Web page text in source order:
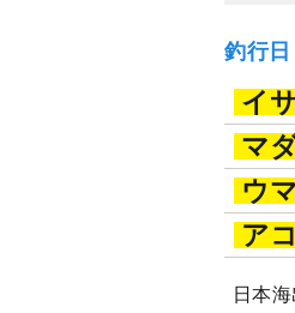
釣行
イ
マ
ウ
ア
日本